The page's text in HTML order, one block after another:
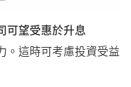
可望受惠於升息
。這時可考慮投資受益